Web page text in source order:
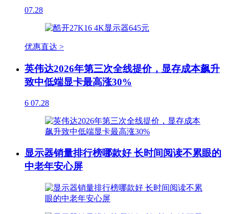
07.28
优惠直达 >
英伟达2026年第三次全线提价，显存成本飙升
致中低端显卡最高涨30%
6 07.28
显示器销量排行榜哪款好 长时间阅读不累眼的
中老年安心屏